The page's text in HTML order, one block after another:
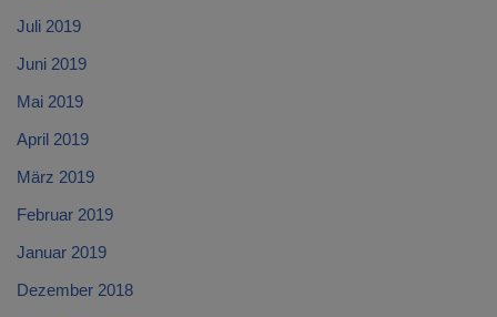
Juli 2019
Juni 2019
Mai 2019
April 2019
März 2019
Februar 2019
Januar 2019
Dezember 2018